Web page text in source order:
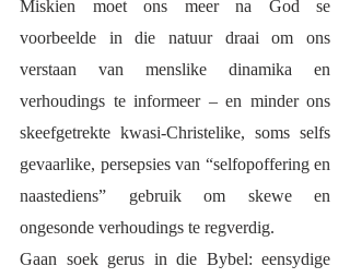
Miskien moet ons meer na God se
voorbeelde in die natuur draai om ons
verstaan van menslike dinamika en
verhoudings te informeer – en minder ons
skeefgetrekte kwasi-Christelike, soms selfs
gevaarlike, persepsies van “selfopoffering en
naastediens” gebruik om skewe en
ongesonde verhoudings te regverdig.
Gaan soek gerus in die Bybel: eensydige